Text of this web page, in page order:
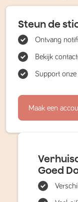
Steun de
Ontvang
Bekijk
Support
Maak een
Goed